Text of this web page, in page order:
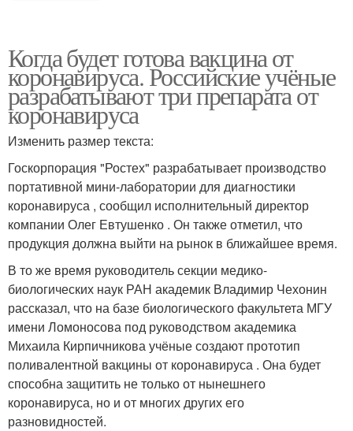
Когда будет готова вакцина от
коронавируса. Российские учёные
разрабатывают три препарата от
коронавируса
Изменить размер текста:
Госкорпорация "Ростех" разрабатывает производство
портативной мини-лаборатории для диагностики
коронавируса , сообщил исполнительный директор
компании Олег Евтушенко . Он также отметил, что
продукция должна выйти на рынок в ближайшее время.
В то же время руководитель секции медико-
биологических наук РАН академик Владимир Чехонин
рассказал, что на базе биологического факультета МГУ
имени Ломоносова под руководством академика
Михаила Кирпичникова учёные создают прототип
поливалентной вакцины от коронавируса . Она будет
способна защитить не только от нынешнего
коронавируса, но и от многих других его
разновидностей.